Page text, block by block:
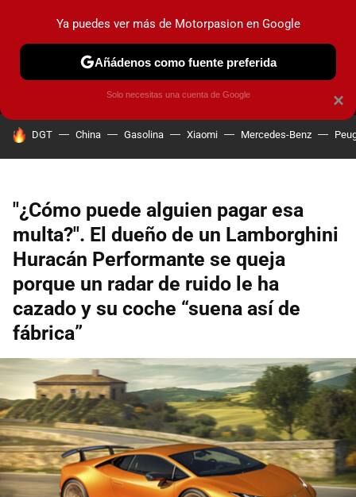
MENÚ NUEVO
COCHES ELÉCTRICOS OBSERVATORIO
HOY SE HABLA DE
DGT China Gasolina Xiaomi Mercedes-Benz
"¿Cómo puede alguien pagar esa
multa?". El dueño de un Lamborghini
Huracán Performante se queja
porque un radar de ruido le ha
cazado y su coche “suena así de
fábrica”
×
Ya puedes ver más de Motorpasion en Google
Añádenos como fuente preferida
Solo necesitas una cuenta de Google